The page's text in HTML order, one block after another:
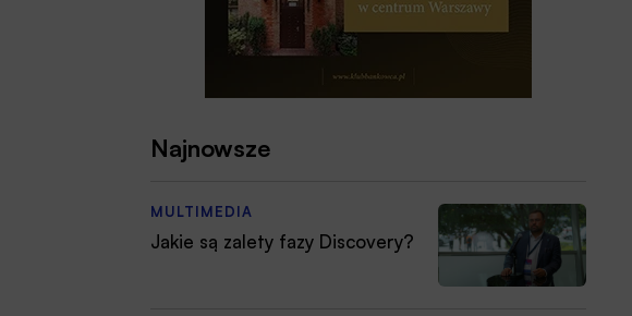
Najnowsze
MULTIMEDIA
Jakie są zalety fazy Discovery?